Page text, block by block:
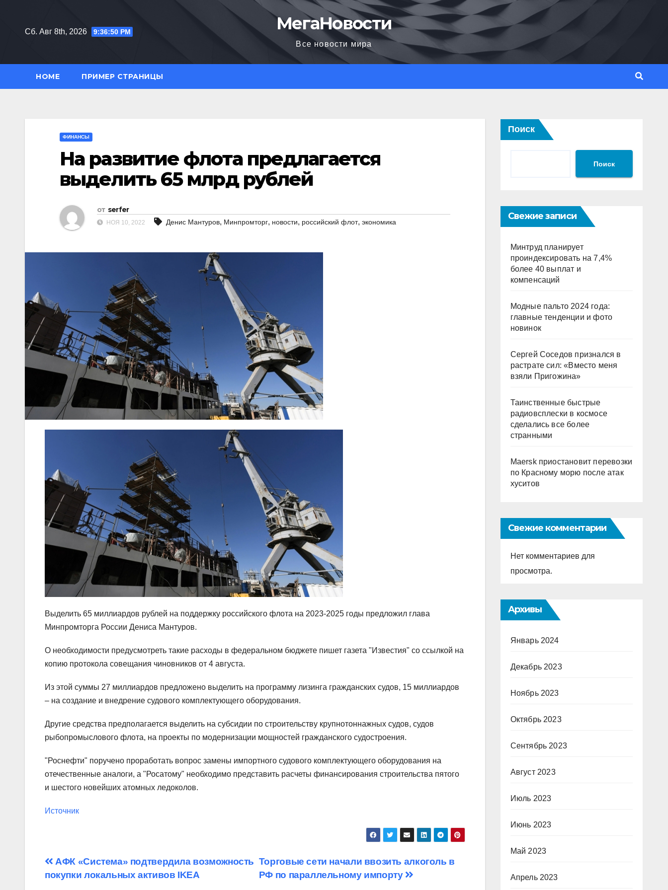
содержимому
Сб. Авг 8th, 2026 9:36:51 PM МегаНовости
Все новости мира
HOME ПРИМЕР СТРАНИЦЫ
ФИНАНСЫ
На развитие флота предлагается
выделить 65 млрд рублей
от serfer
НОЯ 10, 2022 Денис Мантуров, Минпромторг, новости, российский флот, экономика
Выделить 65 миллиардов рублей на поддержку российского флота на 2023-2025 годы предложил глава
Минпромторга России Дениса Мантуров.
О необходимости предусмотреть такие расходы в федеральном бюджете пишет газета "Известия" со ссылкой на
копию протокола совещания чиновников от 4 августа.
Из этой суммы 27 миллиардов предложено выделить на программу лизинга гражданских судов, 15 миллиардов
– на создание и внедрение судового комплектующего оборудования.
Другие средства предполагается выделить на субсидии по строительству крупнотоннажных судов, судов
рыбопромыслового флота, на проекты по модернизации мощностей гражданского судостроения.
"Роснефти" поручено проработать вопрос замены импортного судового комплектующего оборудования на
отечественные аналоги, а "Росатому" необходимо представить расчеты финансирования строительства пятого
и шестого новейших атомных ледоколов.
Источник
Навигация
по
Торговые сети начали ввозить алкоголь в
РФ по параллельному импорту
АФК «Система» подтвердила возможность
покупки локальных активов IKEA
Поиск
Поиск
Свежие записи
Минтруд планирует
проиндексировать на 7,4%
более 40 выплат и
компенсаций
Модные пальто 2024 года:
главные тенденции и фото
новинок
Сергей Соседов признался в
растрате сил: «Вместо меня
взяли Пригожина»
Таинственные быстрые
радиовсплески в космосе
сделались все более
странными
Maersk приостановит перевозки
по Красному морю после атак
хуситов
Свежие комментарии
Нет комментариев для
просмотра.
Архивы
Январь 2024
Декабрь 2023
Ноябрь 2023
Октябрь 2023
Сентябрь 2023
Август 2023
Июль 2023
Июнь 2023
Май 2023
Апрель 2023